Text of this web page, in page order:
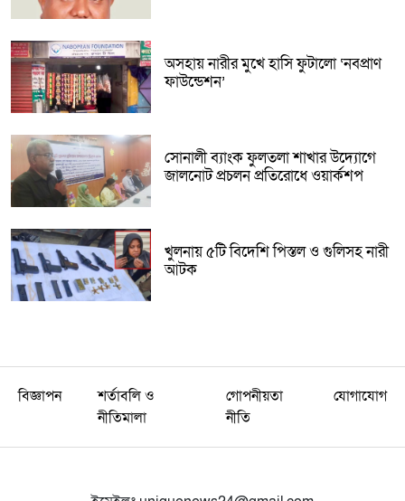
অসহায় নারীর মুখে হাসি ফুটালো ‘নবপ্রাণ
ফাউন্ডেশন’
সোনালী ব্যাংক ফুলতলা শাখার উদ্যোগে
জালনোট প্রচলন প্রতিরোধে ওয়ার্কশপ
খুলনায় ৫টি বিদেশি পিস্তল ও গুলিসহ নারী
আটক
বিজ্ঞাপন
শর্তাবলি ও
নীতিমালা
গোপনীয়তা
নীতি
যোগাযোগ